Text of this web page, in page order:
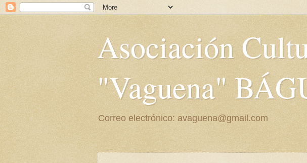
Asociación
"Vaguena"
Correo electrónico: avaguena@gmail.com